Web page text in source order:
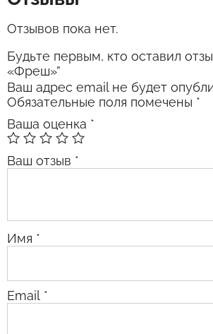
Отзывов пока нет.
Будьте первым, кто оставил
«Фреш»”
Ваш адрес email не будет
Обязательные поля помечены *
Ваша оценка *
Ваш отзыв *
Имя *
Email *